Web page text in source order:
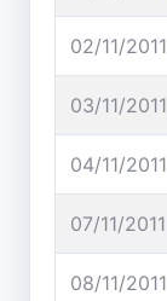
02/11/2011
03/11/2011
04/11/2011
07/11/2011
08/11/2011